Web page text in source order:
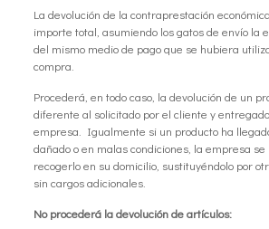
La devolución de la contraprestación
importe total, asumiendo los gatos de envío la
del mismo medio de pago que se hubiera
compra.
Procederá, en todo caso, la devolución de un
diferente al solicitado por el cliente y
empresa. Igualmente si un producto ha
dañado o en malas condiciones, la empresa
recogerlo en su domicilio, sustituyéndolo por
sin cargos adicionales.
No procederá la devolución de artículos: